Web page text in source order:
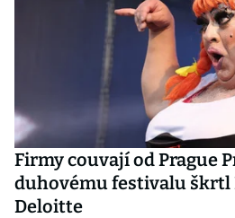
Firmy couvají od Prague
duhovému festivalu škrtl
Deloitte